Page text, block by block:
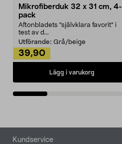
Mikrofiberduk 32 x 31 cm, 4-
pack
Aftonbladets "självklara favorit” i
test av d...
Utförande: Grå/beige
39,90
Lägg i varukorg
Sidfot
Kundservice